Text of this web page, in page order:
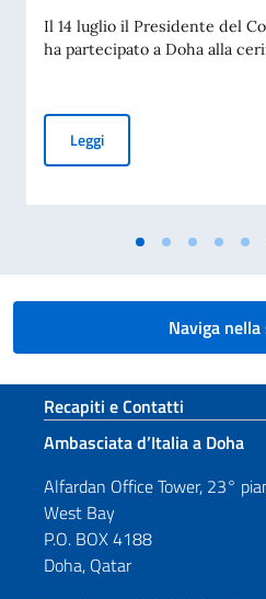
Il 14 luglio il Presidente del
ha partecipato a Doha alla
LeggiCerimonia di
Naviga
Sezione footer
Recapiti e Contatti
Ambasciata d’Italia a Doha
Alfardan Office Tower, 23°
West Bay
P.O. BOX 4188
Doha, Qatar